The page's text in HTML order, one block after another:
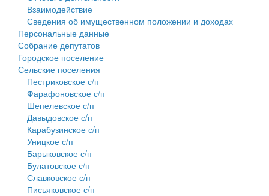
Взаимодействие
Сведения об имущественном положении и доходах
Персональные данные
Собрание депутатов
Городское поселение
Сельские поселения
Пестриковское с/п
Фарафоновское с/п
Шепелевское с/п
Давыдовское с/п
Карабузинское с/п
Уницкое с/п
Барыковское с/п
Булатовское с/п
Славковское с/п
Письяковское с/п